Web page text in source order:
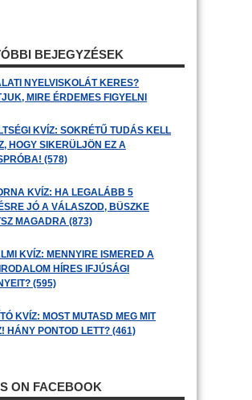
BEJEGYZÉSEK
NYELVISKOLÁT KERES?
MIRE ÉRDEMES FIGYELNI
KVÍZ: SOKRÉTŰ TUDÁS KELL
HOGY SIKERÜLJÖN EZ A
(578)
KVÍZ: HA LEGALÁBB 5
JÓ A VÁLASZOD, BÜSZKE
MAGADRA (873)
KVÍZ: MENNYIRE ISMERED A
HÍRES IFJÚSÁGI
(595)
KVÍZ: MOST MUTASD MEG MIT
HÁNY PONTOD LETT? (461)
ON FACEBOOK